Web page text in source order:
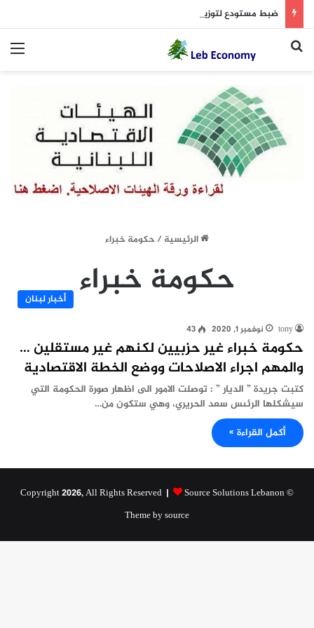
ضبط مستودع لتوزيع المخدرات
بحث عن
الرئيسية/حكومة خبراء
حكومة خبراء أخبار لبنان
tony نوفمبر 1, 2020 43
حكومة خبراء غير حزبيين لكنهم غير مستقلين …
والمهم اجراء الاصلاحات ووضع الخطة الاقتصادية
كتبت جريدة ” الديار ” : توصلت الامور الى اظهار صورة الحكومة التي
سيشكلها الرئىس سعد الحريري، وهي ستكون من…
أكمل القراءة »
© Copyright 2026, All Rights Reserved |
Source Solutions Lebanon
Theme by source